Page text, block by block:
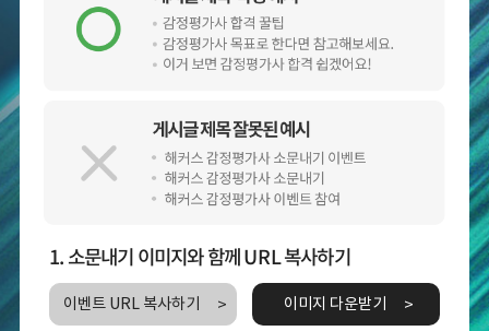
1. 소문내기 이미지와 함께 URL 복사하기
이벤트 URL 복사하기 이미지 다운받기